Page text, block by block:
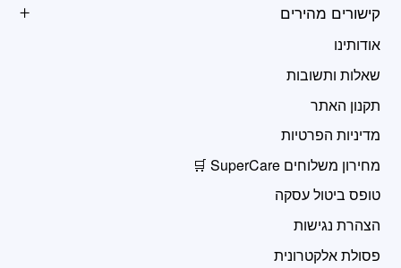
קישורים מהירים
אודותינו
שאלות ותשובות
תקנון האתר
מדיניות הפרטיות
מחירון משלוחים SuperCare 🛒
טופס ביטול עסקה
הצהרת נגישות
פסולת אלקטרונית